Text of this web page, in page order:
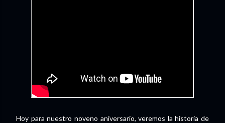
Hoy para nuestro noveno aniversario, veremos la historia de